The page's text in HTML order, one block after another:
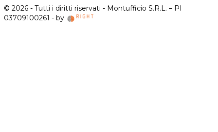
© 2026 - Tutti i diritti riservati - Montufficio S.R.L. – PI
03709100261 - by